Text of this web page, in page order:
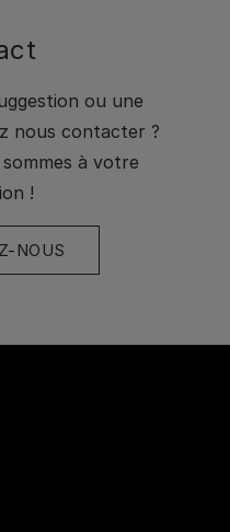
ou une
nous contacter ?
à votre
!
NOUS